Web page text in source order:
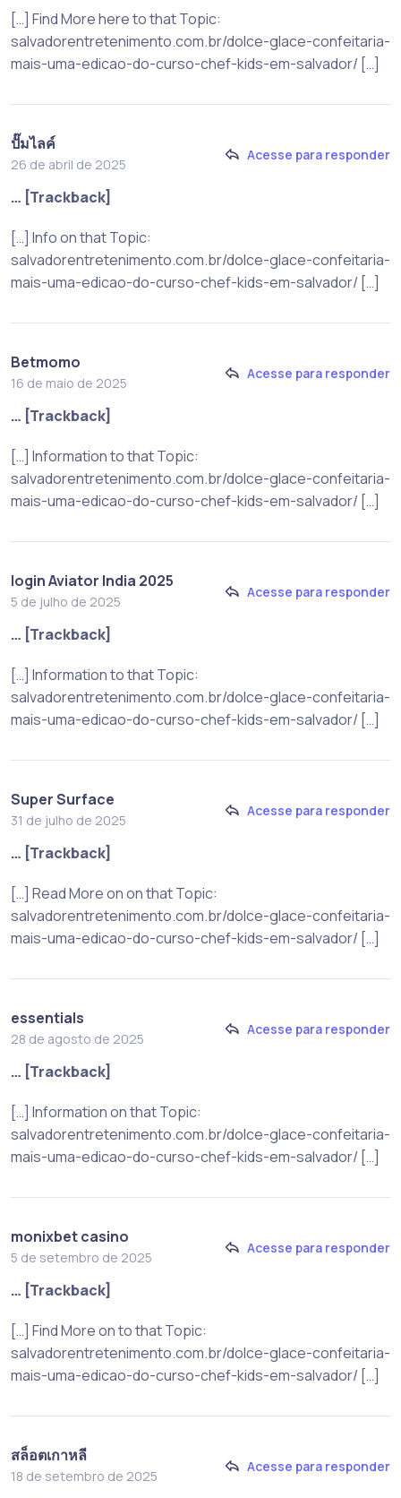
[…] Find More here to that Topic:
salvadorentretenimento.com.br/dolce-glace-confeitaria-
mais-uma-edicao-do-curso-chef-kids-em-salvador/ […]
ปั๊มไลค์
26 de abril de 2025
Acesse para responder
… [Trackback]
[…] Info on that Topic:
salvadorentretenimento.com.br/dolce-glace-confeitaria-
mais-uma-edicao-do-curso-chef-kids-em-salvador/ […]
Betmomo
16 de maio de 2025
Acesse para responder
… [Trackback]
[…] Information to that Topic:
salvadorentretenimento.com.br/dolce-glace-confeitaria-
mais-uma-edicao-do-curso-chef-kids-em-salvador/ […]
login Aviator India 2025
5 de julho de 2025
Acesse para responder
… [Trackback]
[…] Information to that Topic:
salvadorentretenimento.com.br/dolce-glace-confeitaria-
mais-uma-edicao-do-curso-chef-kids-em-salvador/ […]
Super Surface
31 de julho de 2025
Acesse para responder
… [Trackback]
[…] Read More on on that Topic:
salvadorentretenimento.com.br/dolce-glace-confeitaria-
mais-uma-edicao-do-curso-chef-kids-em-salvador/ […]
essentials
28 de agosto de 2025
Acesse para responder
… [Trackback]
[…] Information on that Topic:
salvadorentretenimento.com.br/dolce-glace-confeitaria-
mais-uma-edicao-do-curso-chef-kids-em-salvador/ […]
monixbet casino
5 de setembro de 2025
Acesse para responder
… [Trackback]
[…] Find More on to that Topic:
salvadorentretenimento.com.br/dolce-glace-confeitaria-
mais-uma-edicao-do-curso-chef-kids-em-salvador/ […]
สล็อตเกาหลี
18 de setembro de 2025
Acesse para responder